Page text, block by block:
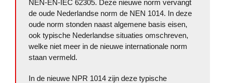
NEN-EN-IEC 62305. Deze nieuwe norm vervangt
de oude Nederlandse norm de NEN 1014. In deze
oude norm stonden naast algemene basis eisen,
ook typische Nederlandse situaties omschreven,
welke niet meer in de nieuwe internationale norm
staan vermeld.
In de nieuwe NPR 1014 zijn deze typische